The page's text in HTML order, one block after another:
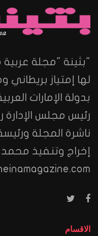
"بثينة "مجلة
لها إمتياز
بدولة الإمارات
رئيس مجلس
ناشرة المجلة
إخراج وتنفيذ
الاقسام